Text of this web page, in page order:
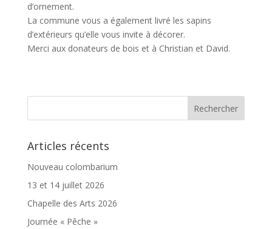
d’ornement.
La commune vous a également livré les sapins
d’extérieurs qu’elle vous invite à décorer.
Merci aux donateurs de bois et à Christian et David.
Articles récents
Nouveau colombarium
13 et 14 juillet 2026
Chapelle des Arts 2026
Journée « Pêche »